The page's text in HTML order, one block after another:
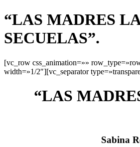
“LAS MADRES
SECUELAS”.
[vc_row css_animation=»»
width=»1/2″][vc_separator
“LAS
Sabina